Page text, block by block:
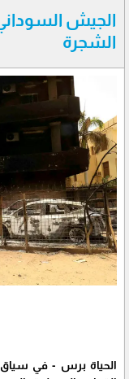
الجيش
الشجرة
الحياة برس - في سياق